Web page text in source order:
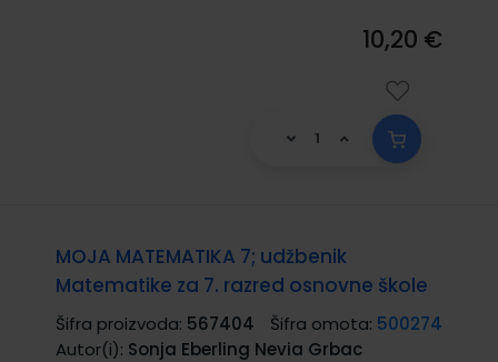
10,20 €
MOJA MATEMATIKA 7; udžbenik
Matematike za 7. razred osnovne škole
Šifra proizvoda: 567404 Šifra omota: 500274
Autor(i): Sonja Eberling Nevia Grbac